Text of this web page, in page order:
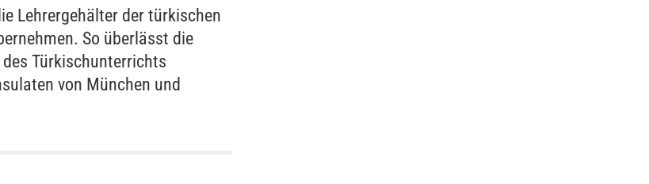
Lehrergehälter der türkischen
So überlässt die
Türkischunterrichts
von München und